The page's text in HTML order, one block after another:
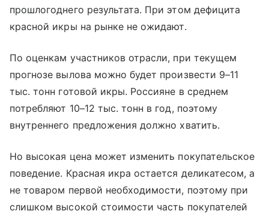
прошлогоднего результата. При этом дефицита
красной икры на рынке не ожидают.
По оценкам участников отрасли, при текущем
прогнозе вылова можно будет произвести 9–11
тыс. тонн готовой икры. Россияне в среднем
потребляют 10–12 тыс. тонн в год, поэтому
внутреннего предложения должно хватить.
Но высокая цена может изменить покупательское
поведение. Красная икра остается деликатесом, а
не товаром первой необходимости, поэтому при
слишком высокой стоимости часть покупателей